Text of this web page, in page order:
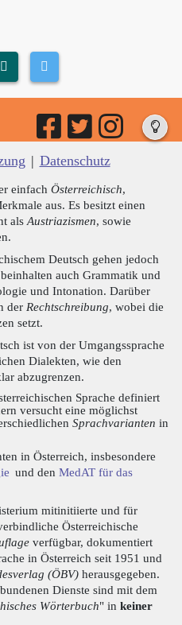
| Datenschutz
einfach Österreichisch,
aus. Es besitzt einen
als Austriazismen, sowie
Deutsch gehen jedoch
auch Grammatik und
und Intonation. Darüber
der Rechtschreibung, wobei die
setzt.
ist von der Umgangssprache
Dialekten, wie den
abzugrenzen.
Sprache definiert
versucht eine möglichst
Sprachvarianten in
in Österreich, insbesondere
und den MedAT für das
mitinitiierte und für
Österreichische
verfügbar, dokumentiert
in Österreich seit 1951 und
(ÖBV) herausgegeben.
Dienste sind mit dem
Wörterbuch" in keiner